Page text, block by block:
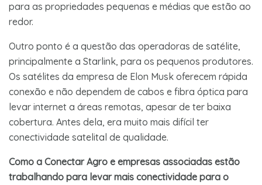
para as propriedades pequenas e médias que estão ao
redor.
Outro ponto é a questão das operadoras de satélite,
principalmente a Starlink, para os pequenos produtores.
Os satélites da empresa de Elon Musk oferecem rápida
conexão e não dependem de cabos e fibra óptica para
levar internet a áreas remotas, apesar de ter baixa
cobertura. Antes dela, era muito mais difícil ter
conectividade satelital de qualidade.
Como a Conectar Agro e empresas associadas estão
trabalhando para levar mais conectividade para o